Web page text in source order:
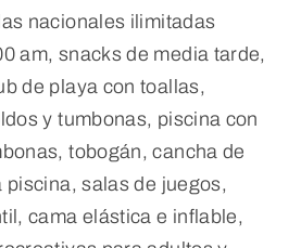
nacionales ilimitadas
am, snacks de media tarde,
de playa con toallas,
y tumbonas, piscina con
tobogán, cancha de
piscina, salas de juegos,
cama elástica e inflable,